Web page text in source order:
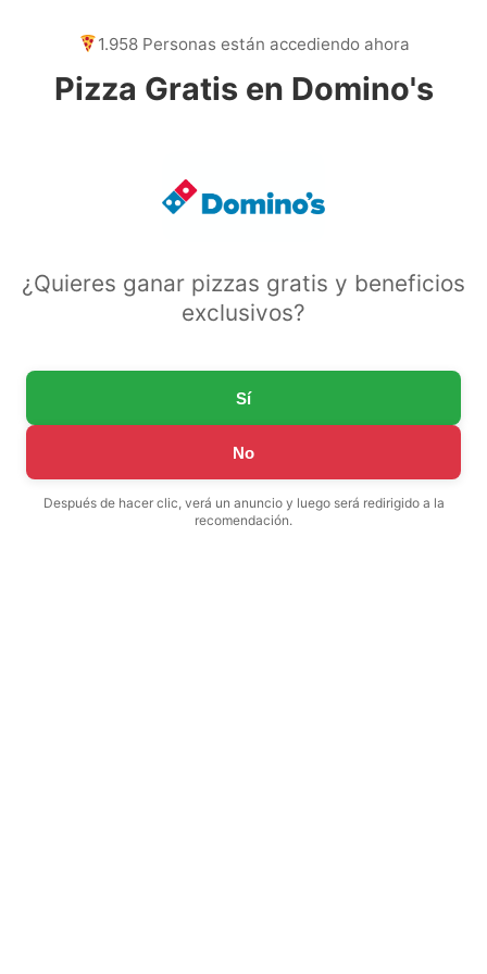
1.958 Personas están accediendo ahora
Pizza Gratis en Domino's
¿Quieres ganar pizzas gratis y beneficios
exclusivos?
Sí
No
Después de hacer clic, verá un anuncio y luego será redirigido a la
recomendación.